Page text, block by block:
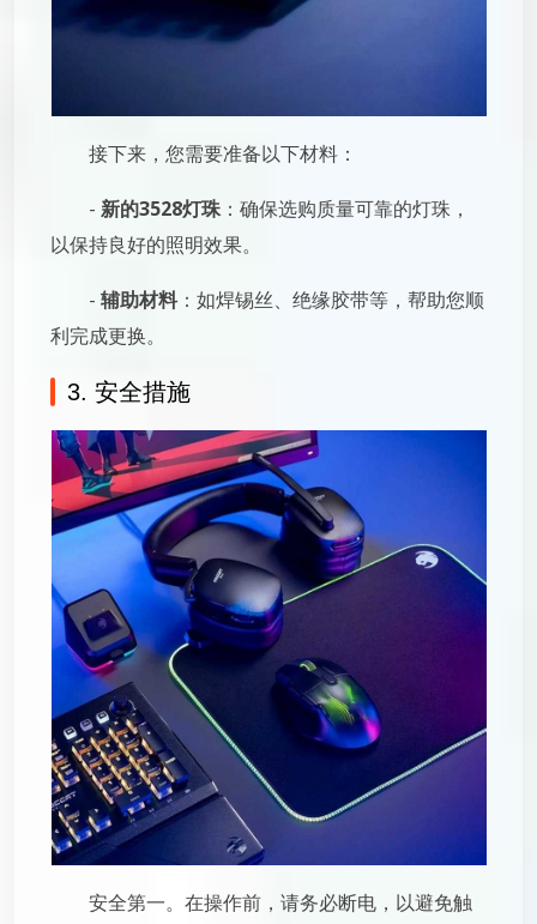
接下来，您需要准备以下材料：
- 新的3528灯珠：确保选购质量可靠的灯珠，
以保持良好的照明效果。
- 辅助材料：如焊锡丝、绝缘胶带等，帮助您顺
利完成更换。
3. 安全措施
安全第一。在操作前，请务必断电，以避免触